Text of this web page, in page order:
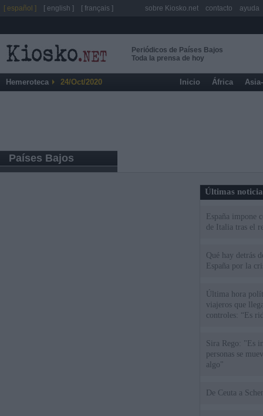
Periódicos de Países Bajos
Toda la prensa de hoy
Hemeroteca 24/Oct/2020 Inicio África
Países Bajos
Últimas
España impone
de Italia tras el
Qué hay detrás
España por la
Última hora
viajeros que
controles: “Es
Sira Rego: "Es
personas se
algo"
De
[ español ] [ english ] [ français ] sobre Kiosko.net contacto ayuda